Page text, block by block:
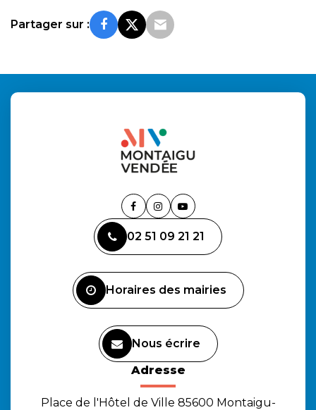
Partager sur :
Lien
le
compte
Lien
le
compte
Lien
la
chaîne
02 51 09 21 21
Horaires des mairies
Nous écrire
Adresse
Place de l'Hôtel de Ville 85600 Montaigu-